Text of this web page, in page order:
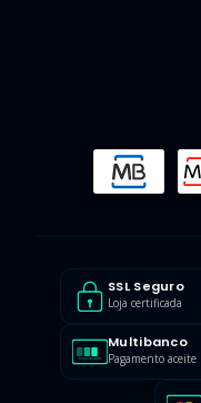
SSL Seguro
Loja certificada
MULTIBANCO
Multibanco
Pagamento aceite